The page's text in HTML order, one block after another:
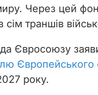
Через цей
сім траншів
Євросоюзу
року.